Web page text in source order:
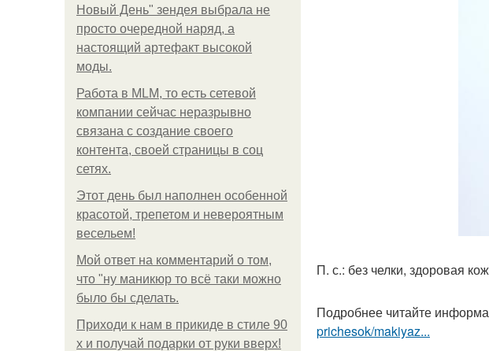
Новый День" зендея выбрала не
просто очередной наряд, а
настоящий артефакт высокой
моды.
Работа в MLM, то есть сетевой
компании сейчас неразрывно
связана с создание своего
контента, своей страницы в соц
сетях.
Этот день был наполнен особенной
красотой, трепетом и невероятным
весельем!
Мой ответ на комментарий о том,
что "ну маникюр то всё таки можно
было бы сделать.
Приходи к нам в прикиде в стиле 90
х и получай подарки от руки вверх!
П. с.: без челки, здоровая
Подробнее читайте
prichesok/makiyaz...